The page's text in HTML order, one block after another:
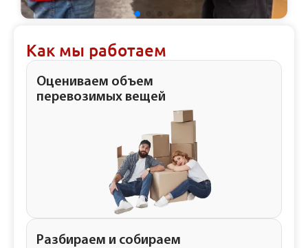
Как мы работаем
Оцениваем объем
перевозимых вещей
Разбираем и собираем